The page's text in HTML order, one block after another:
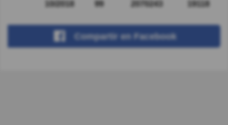
10/2018 99 2070243 19118
Compartir en Facebook